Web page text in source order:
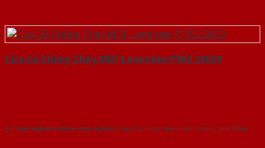
Cửa Gỗ Chống Cháy MDF Laminate P1R2 23029
Với kinh nghiệm nhiêu năm nghiên cứu cửa theo tiêu chuẩn công nghệ Châu